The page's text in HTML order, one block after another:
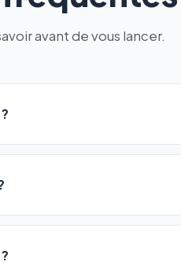
avant de vous lancer.
àtous les profils:
de configuration complexe —
gère tout en automatique
de leur positionnement en4